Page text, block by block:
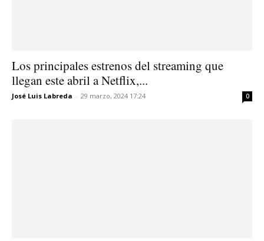
Los principales estrenos del streaming que
llegan este abril a Netflix,...
José Luis Labreda - 29 marzo, 2024 17:24 0